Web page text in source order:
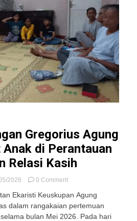
Gregorius Agung
di Perantauan
Relasi Kasih
2026 0 Commenton
Lingkungan
Gregorius
Agung
Ekaristi Keuskupan Agung
dalam rangakaian pertemuan
bulan Mei 2026. Pada hari